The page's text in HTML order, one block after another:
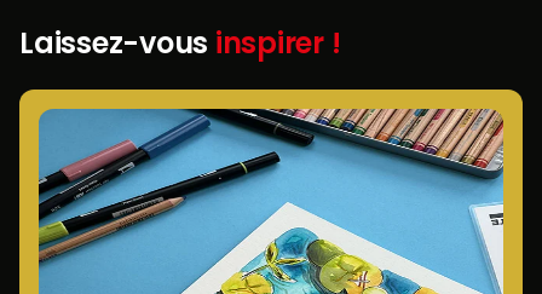
Laissez-vous inspirer !